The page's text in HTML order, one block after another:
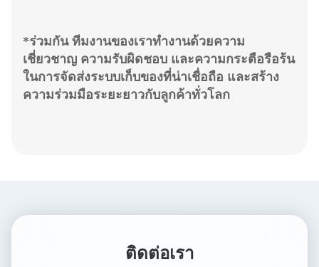
*ร่วมกัน ทีมงานของเราทํางานด้วยความ
เชี่ยวชาญ ความรับผิดชอบ และความกระตือรือร้น
ในการจัดส่งระบบเก็บของที่น่าเชื่อถือ และสร้าง
ความร่วมมือระยะยาวกับลูกค้าทั่วโลก
ติดต่อเรา